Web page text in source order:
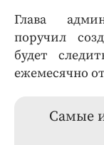
Глава
поручил
будет
ежемесячно
Самые